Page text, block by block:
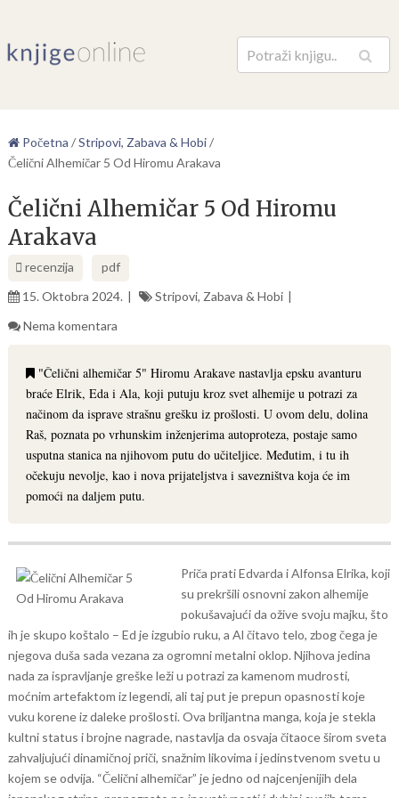
Pretraga
Početna /Stripovi, Zabava & Hobi/
Čelični Alhemičar 5 Od Hiromu Arakava
Čelični Alhemičar 5 Od Hiromu
Arakava
recenzija
pdf
15. Oktobra 2024.
Stripovi, Zabava & Hobi
Nema komentara
"Čelični alhemičar 5" Hiromu Arakave nastavlja epsku avanturu
braće Elrik, Eda i Ala, koji putuju kroz svet alhemije u potrazi za
načinom da isprave strašnu grešku iz prošlosti. U ovom delu, dolina
Raš, poznata po vrhunskim inženjerima autoproteza, postaje samo
usputna stanica na njihovom putu do učiteljice. Međutim, i tu ih
očekuju nevolje, kao i nova prijateljstva i savezništva koja će im
pomoći na daljem putu.
Priča prati Edvarda i Alfonsa Elrika, koji
su prekršili osnovni zakon alhemije
pokušavajući da ožive svoju majku, što
ih je skupo koštalo – Ed je izgubio ruku, a Al čitavo telo, zbog čega je
njegova duša sada vezana za ogromni metalni oklop. Njihova jedina
nada za ispravljanje greške leži u potrazi za kamenom mudrosti,
moćnim artefaktom iz legendi, ali taj put je prepun opasnosti koje
vuku korene iz daleke prošlosti. Ova briljantna manga, koja je stekla
kultni status i brojne nagrade, nastavlja da osvaja čitaoce širom sveta
zahvaljujući dinamičnoj priči, snažnim likovima i jedinstvenom svetu u
kojem se odvija. “Čelični alhemičar” je jedno od najcenjenijih dela